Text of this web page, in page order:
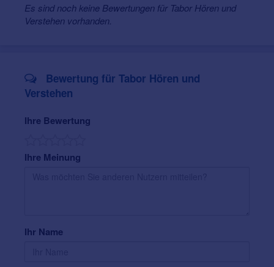
Es sind noch keine Bewertungen für Tabor Hören und
Verstehen vorhanden.
Bewertung für Tabor Hören und
Verstehen
Ihre Bewertung
Ihre Meinung
Ihr Name